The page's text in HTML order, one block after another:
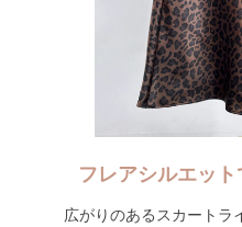
フレアシルエッ
広がりのあるスカートラ